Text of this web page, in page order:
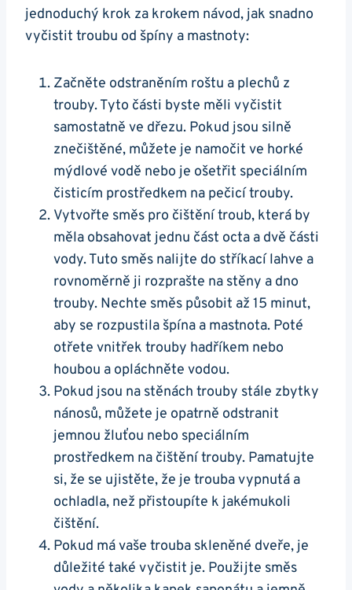
jednoduchý krok za krokem návod,‌ jak snadno
vyčistit troubu ⁣od špíny a mastnoty:
Začněte odstraněním roštu ‌a plechů z
trouby. Tyto⁢ části byste měli vyčistit
samostatně ve dřezu. Pokud jsou silně
znečištěné, můžete je namočit ⁤ve horké‌
mýdlové vodě nebo je ošetřit speciálním
čisticím prostředkem na⁢ pečicí trouby.
Vytvořte směs pro čištění troub, ⁣která by
měla obsahovat jednu část octa ​a dvě části
vody. Tuto směs nalijte do stříkací lahve a
rovnoměrně ji rozprašte‌ na stěny a dno
trouby. Nechte směs​ působit až 15 minut,
aby⁤ se rozpustila špína a mastnota. Poté
otřete vnitřek trouby⁣ hadříkem nebo
houbou a opláchněte vodou.
Pokud jsou na stěnách ⁣trouby stále zbytky
nánosů, můžete je opatrně odstranit
jemnou žluťou nebo speciálním
prostředkem​ na čištění trouby. Pamatujte
si, ⁣že se ujistěte, že je trouba vypnutá a
ochladla, než přistoupíte k jakémukoli
čištění.
Pokud‌ má vaše trouba skleněné dveře, je⁣
důležité ⁤také vyčistit je. Použijte směs